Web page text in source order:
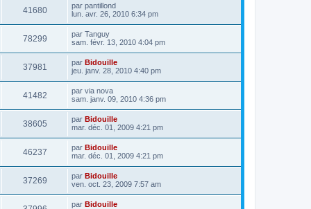
41680 par pantillond
lun. avr. 26, 2010 6:34 pm
78299 par Tanguy
sam. févr. 13, 2010 4:04 pm
37981 par Bidouille
jeu. janv. 28, 2010 4:40 pm
41482 par via nova
sam. janv. 09, 2010 4:36 pm
38605 par Bidouille
mar. déc. 01, 2009 4:21 pm
46237 par Bidouille
mar. déc. 01, 2009 4:21 pm
37269 par Bidouille
ven. oct. 23, 2009 7:57 am
par Bidouille